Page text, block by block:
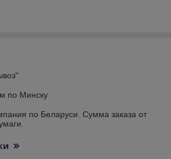
по Минску
по Беларуси. Сумма заказа от